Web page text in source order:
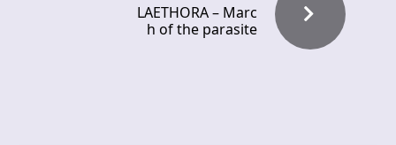
LAETHORA – Marc
h of the parasite